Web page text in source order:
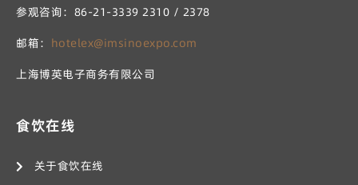
参观咨询：86-21-3339 2310 / 2378
邮箱： hotelex@imsinoexpo.com
上海博英电子商务有限公司
食饮在线
关于食饮在线